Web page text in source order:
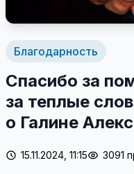
Благодарность
Спасибо за
за теплые
о Галине
15.11.2024, 11:15 3091